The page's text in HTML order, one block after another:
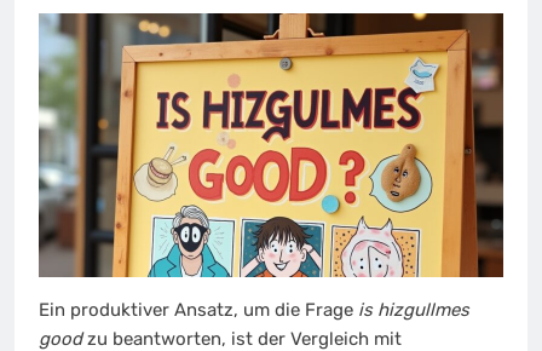
Ein produktiver Ansatz, um die Frage is hizgullmes
goodzu beantworten, ist der Vergleich mit